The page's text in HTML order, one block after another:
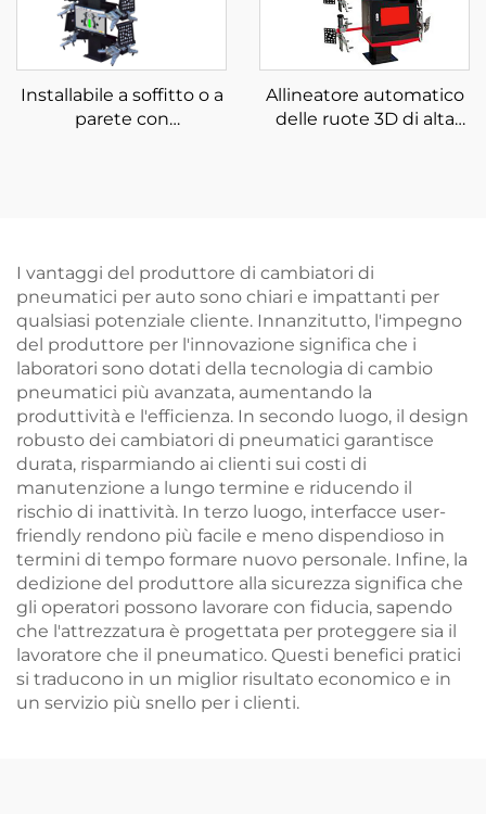
Installabile a soffitto o a
parete con
Allineatore automatico
delle ruote 3D di alta
I vantaggi del produttore di cambiatori di
pneumatici per auto sono chiari e impattanti per
qualsiasi potenziale cliente. Innanzitutto, l'impegno
del produttore per l'innovazione significa che i
laboratori sono dotati della tecnologia di cambio
pneumatici più avanzata, aumentando la
produttività e l'efficienza. In secondo luogo, il design
robusto dei cambiatori di pneumatici garantisce
durata, risparmiando ai clienti sui costi di
manutenzione a lungo termine e riducendo il
rischio di inattività. In terzo luogo, interfacce user-
friendly rendono più facile e meno dispendioso in
termini di tempo formare nuovo personale. Infine, la
dedizione del produttore alla sicurezza significa che
gli operatori possono lavorare con fiducia, sapendo
che l'attrezzatura è progettata per proteggere sia il
lavoratore che il pneumatico. Questi benefici pratici
si traducono in un miglior risultato economico e in
un servizio più snello per i clienti.